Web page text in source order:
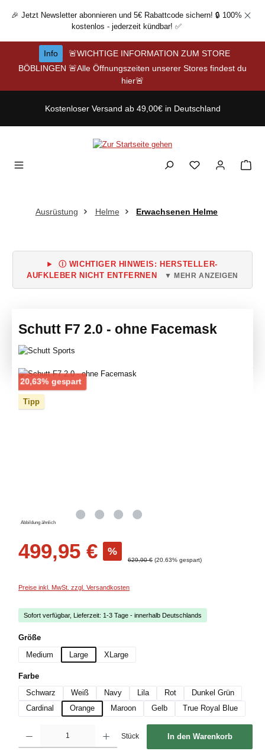
Zum Hauptinhalt springen
🎉 Jetzt Newsletter abonnieren und 5€ Rabattcode sichern! 🔒 100%
kostenlos - jederzeit kündbar! ✅
Info
🚨WICHTIGE INFORMATION ZUM STORE
BÖBLINGEN 🚨Alle Öffnungszeiten unserer Stores findest du
hier🚨
Kostenloser Versand ab 49,00€ in Deutschland
Ausrüstung Helme Erwachsenen Helme
Ⓘ WICHTIGER HINWEIS: HERSTELLER-
AUFKLEBER NICHT ENTFERNEN
▼ MEHR ANZEIGEN
Schutt F7 2.0 - ohne Facemask
Bildergalerie überspringen
20,63% gespartRabatt
Tipp
Abbildung ähnlich
499,95 € %
Regulärer Preis:
629,90 € (20.63% gespart)
Preise inkl. MwSt. zzgl. Versandkosten
Sofort verfügbar, Lieferzeit: 1-3 Tage - innerhalb Deutschlands
Größeauswählen
Medium
Large XLarge
Farbeauswählen
Schwarz
Weiß Navy Lila Rot
Dunkel Grün
Cardinal
Orange Maroon Gelb True Royal Blue
Stück In den Warenkorb